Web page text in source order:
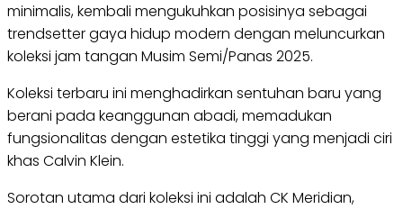
minimalis, kembali mengukuhkan posisinya sebagai
trendsetter gaya hidup modern dengan meluncurkan
koleksi jam tangan Musim Semi/Panas 2025.
Koleksi terbaru ini menghadirkan sentuhan baru yang
berani pada keanggunan abadi, memadukan
fungsionalitas dengan estetika tinggi yang menjadi ciri
khas Calvin Klein.
Sorotan utama dari koleksi ini adalah CK Meridian,